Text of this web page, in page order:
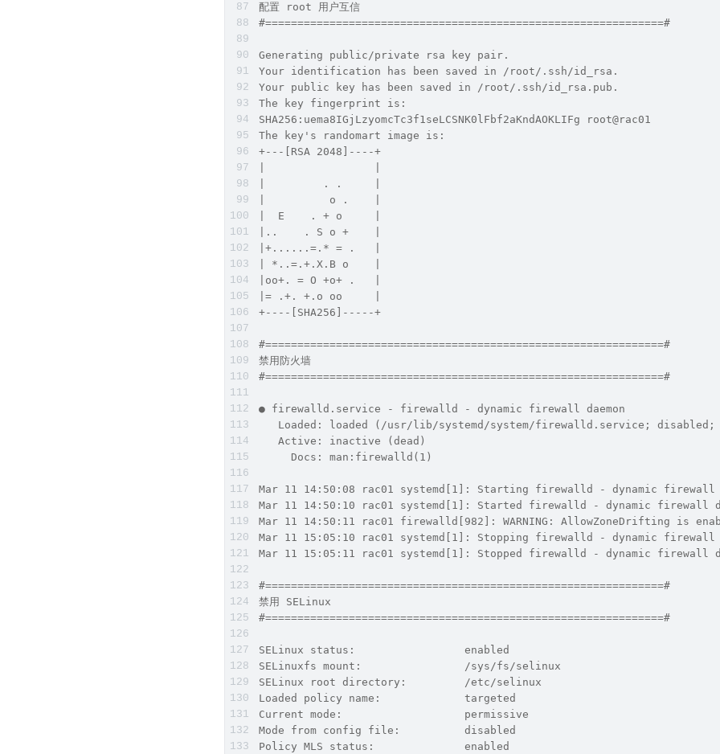
配置 root 用
Generating public/private rsa key pair.
Your identification has been saved in /root/.ssh/id_rsa.
Your public key has been saved in /root/.ssh/id_rsa.pub.
The key fingerprint is:
SHA256:uema8IGjLzyomcTc3f1seLCSNK0lFbf2aKndAOKLIFg root@rac01
The key's randomart image is:
+---[RSA 2048]----+
|         . .     |
|          o .    |
|  E    . + o     |
|..    . S o +    |
|+......=.* = .   |
| *..=.+.X.B o    |
|oo+. = O +o+ .   |
|= .+. +.o oo     |
+----[SHA256]-----+
禁用防
● firewalld.service - firewalld - dynamic firewall daemon
Loaded: loaded (/usr/lib/systemd/system/firewalld.service; disabled;
   Active: inactive (dead)
     Docs: man:firewalld(1)
Mar 11 14:50:08 rac01 systemd[1]: Starting firewalld - dynamic firewall
Mar 11 14:50:10 rac01 systemd[1]: Started firewalld - dynamic firewall
Mar 11 14:50:11 rac01 firewalld[982]: WARNING: AllowZoneDrifting
Mar 11 15:05:10 rac01 systemd[1]: Stopping firewalld - dynamic firewall
Mar 11 15:05:11 rac01 systemd[1]: Stopped firewalld - dynamic firewall
禁用
SELinux status:                 enabled
SELinuxfs mount:                /sys/fs/selinux
SELinux root directory:         /etc/selinux
Loaded policy name:             targeted
Current mode:                   permissive
Mode from config file:          disabled
Policy MLS status:              enabled